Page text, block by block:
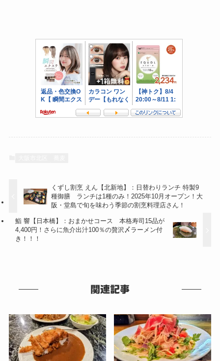
くずし割烹 えん【北新地】：日替わりランチ 特製9
種御膳 ランチは1種のみ！2025年10月オープン！大
阪・堂島で旬を味わう季節の割烹料理店さん！
鮨 響【日本橋】：おまかせコース 本格寿司15品が
4,400円！さらに魚介出汁100％の贅沢〆ラーメン付
き！！！
関連記事